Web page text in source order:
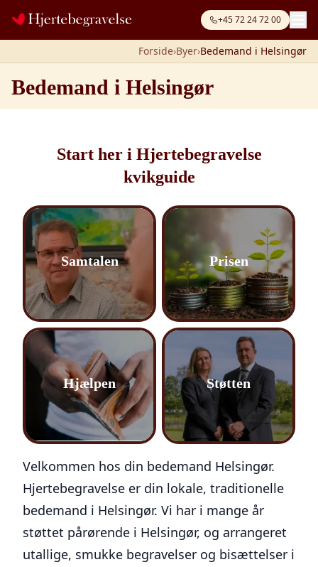
Spring til indhold
+45 72 24 72 00
Forside›Byer›Bedemand i Helsingør
Bedemand i Helsingør
Start her i Hjertebegravelse
kvikguide
Samtalen Prisen
Hjælpen Støtten
Velkommen hos din bedemand Helsingør.
Hjertebegravelse er din lokale, traditionelle
bedemand i Helsingør. Vi har i mange år
støttet pårørende i Helsingør, og arrangeret
utallige, smukke begravelser og bisættelser i